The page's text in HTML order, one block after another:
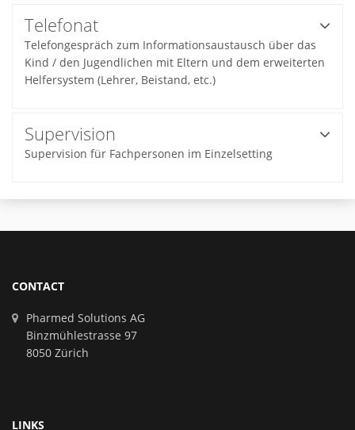
Telefonat
Telefongespräch zum Informationsaustausch über das
Kind / den Jugendlichen mit Eltern und dem erweiterten
Helfersystem (Lehrer, Beistand, etc.)
Supervision
Supervision für Fachpersonen im Einzelsetting
CONTACT
Pharmed Solutions AG
Binzmühlestrasse 97
8050 Zürich
LINKS